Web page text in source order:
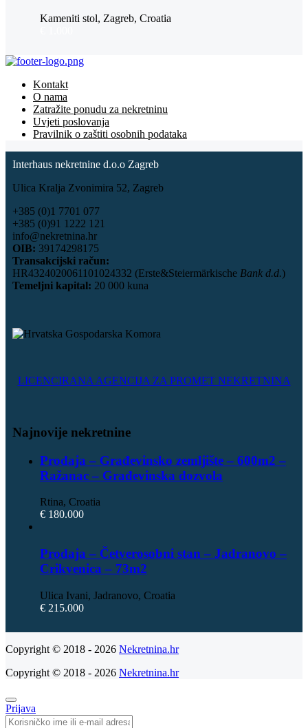
Kameniti stol, Zagreb, Croatia
Kontakt
O nama
Zatražite ponudu za nekretninu
Uvjeti poslovanja
Pravilnik o zaštiti osobnih podataka
Interhaus nekretnine d.o.o Zagreb
Ulica Kralja Zvonimira 52, Zagreb
+385 (0)1 7701 077
+385 (0)91 1222 121
info@nekretnina.hr
OIB: 39174298175
Transakcijski račun:
HR4324020061101024332 (Erste&Steiermärkische Bank d.d.)
Temeljni kapital: 20 000 kuna
LICENCIRANA AGENCIJA ZA PROMET NEKRETNINA
Najnovije nekretnine
Prodaja – Građevinsko zemljište – 600m2 –
Ražanac – Građevinska dozvola
Rtina, Croatia
€ 180.000
Prodaja – Četverosobni stan – Jadranovo –
Crikvenica – 73m2
Ulica Ivani, Jadranovo, Croatia
€ 215.000
Copyright © 2018 - 2026 Nekretnina.hr
Copyright © 2018 - 2026 Nekretnina.hr
Prijava